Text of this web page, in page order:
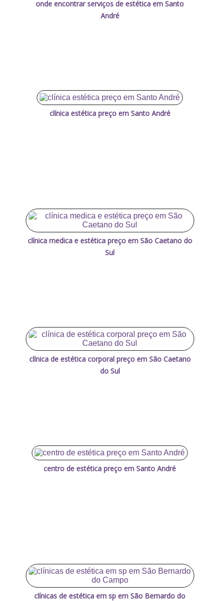
onde encontrar serviços de estética em Santo
André
clínica estética preço em Santo André
clínica medica e estética preço em São Caetano do
Sul
clínica de estética corporal preço em São Caetano
do Sul
centro de estética preço em Santo André
clínicas de estética em sp em São Bernardo do